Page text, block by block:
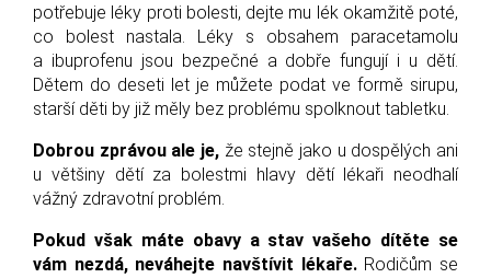
potřebuje léky proti bolesti, dejte mu lék okamžitě poté,
co bolest nastala. Léky s obsahem paracetamolu
a ibuprofenu jsou bezpečné a dobře fungují i u dětí.
Dětem do deseti let je můžete podat ve formě sirupu,
starší děti by již měly bez problému spolknout tabletku.
Dobrou zprávou ale je, že stejně jako u dospělých ani
u většiny dětí za bolestmi hlavy dětí lékaři neodhalí
vážný zdravotní problém.
Pokud však máte obavy a stav vašeho dítěte se
vám nezdá, neváhejte navštívit lékaře.Rodičům se